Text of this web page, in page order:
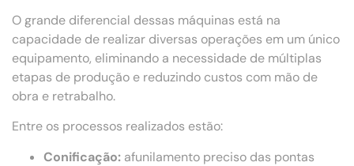
O grande diferencial dessas máquinas está na
capacidade de realizar diversas operações em um único
equipamento, eliminando a necessidade de múltiplas
etapas de produção e reduzindo custos com mão de
obra e retrabalho.
Entre os processos realizados estão:
Conificação: afunilamento preciso das pontas